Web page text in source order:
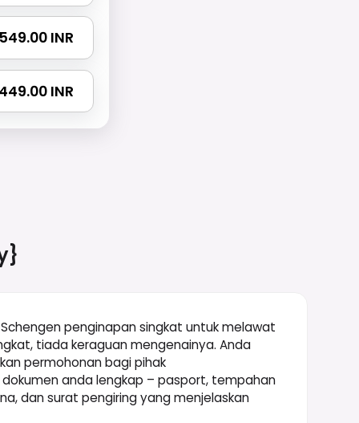
INR
INR
penginapan singkat untuk melawat
tiada keraguan mengenainya. Anda
permohonan bagi pihak
anda lengkap – pasport, tempahan
dan surat pengiring yang menjelaskan